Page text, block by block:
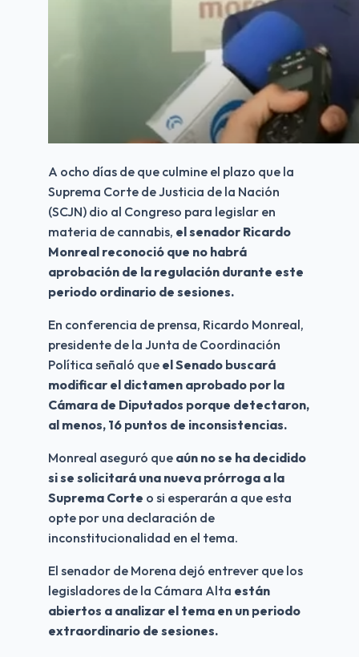
A ocho días de que culmine el plazo que la
Suprema Corte de Justicia de la Nación
(SCJN) dio al Congreso para legislar en
materia de cannabis, el senador Ricardo
Monreal reconoció que no habrá
aprobación de la regulación durante este
periodo ordinario de sesiones.
En conferencia de prensa, Ricardo Monreal,
presidente de la Junta de Coordinación
Política señaló que el Senado buscará
modificar el dictamen aprobado por la
Cámara de Diputados porque detectaron,
al menos, 16 puntos de inconsistencias.
Monreal aseguró que aún no se ha decidido
si se solicitará una nueva prórroga a la
Suprema Corte o si esperarán a que esta
opte por una declaración de
inconstitucionalidad en el tema.
El senador de Morena dejó entrever que los
legisladores de la Cámara Alta están
abiertos a analizar el tema en un periodo
extraordinario de sesiones.